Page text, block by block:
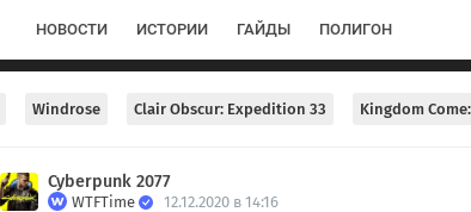
НОВОСТИ ИСТОРИИ ГАЙДЫ ПОЛИГОН
Windrose Clair Obscur: Expedition 33 Kingdom
Cyberpunk 2077
WTFTime 12.12.2020 в 14:16